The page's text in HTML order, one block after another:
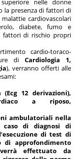
la presenza di fattori di
cardiovascolari
diabete, fumo e
fattori di rischio propri
cardio-toraco-
di Cardiologia 1,
), verranno offerti alle
12 derivazioni),
a riposo,
ambulatoriali nella
di diagnosi di
di test di
di approfondimento
effettuato da